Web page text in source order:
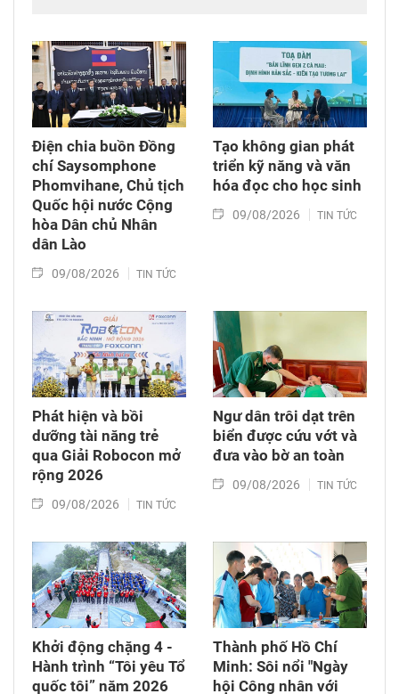
trị, Chủ tịch Quốc hội Lào.
Điện chia buồn Đồng
chí Saysomphone
Phomvihane, Chủ tịch
Quốc hội nước Cộng
hòa Dân chủ Nhân
dân Lào
09/08/2026 TIN TỨC
Tạo không gian phát
triển kỹ năng và văn
hóa đọc cho học sinh
09/08/2026 TIN TỨC
Phát hiện và bồi
dưỡng tài năng trẻ
qua Giải Robocon mở
rộng 2026
09/08/2026 TIN TỨC
Ngư dân trôi dạt trên
biển được cứu vớt và
đưa vào bờ an toàn
09/08/2026 TIN TỨC
Khởi động chặng 4 -
Hành trình “Tôi yêu Tổ
quốc tôi” năm 2026
Thành phố Hồ Chí
Minh: Sôi nổi "Ngày
hội Công nhân với